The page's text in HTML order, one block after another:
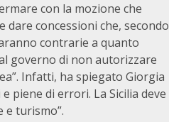
con la mozione che
concessioni che, secondo
contrarie a quanto
governo di non autorizzare
Infatti, ha spiegato Giorgia
piene di errori. La Sicilia deve
e turismo”.